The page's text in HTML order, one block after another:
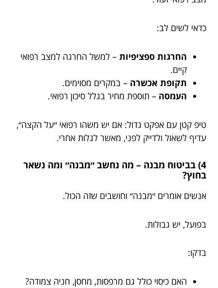
כדאי לשים לב:
החרגות ספציפיות – למשל החרגה למצב רפואי
קיים.
תקופת אכשרה – במקרים מסוימים.
העמסה – תוספת מחיר בגלל סיכון רפואי.
טיפ קטן עם אפקט גדול: אם יש משהו רפואי ״על הקצה״,
עדיף לשאול ולדייק לפני, מאשר לגלות אחרי.
4) בביטוח מבנה – מה נחשב ״מבנה״ ומה נשאר
בחוץ?
אנשים אומרים ״מבנה״ וחושבים שזה הכול.
בפועל, יש גבולות.
בדקו:
האם כיסוי כולל גם מרפסות, מחסן, חניה צמודה?